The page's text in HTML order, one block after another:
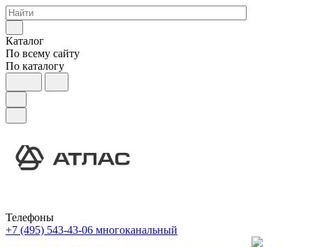
Каталог
По всему сайту
По каталогу
Телефоны
+7 (495) 543-43-06 многоканальный